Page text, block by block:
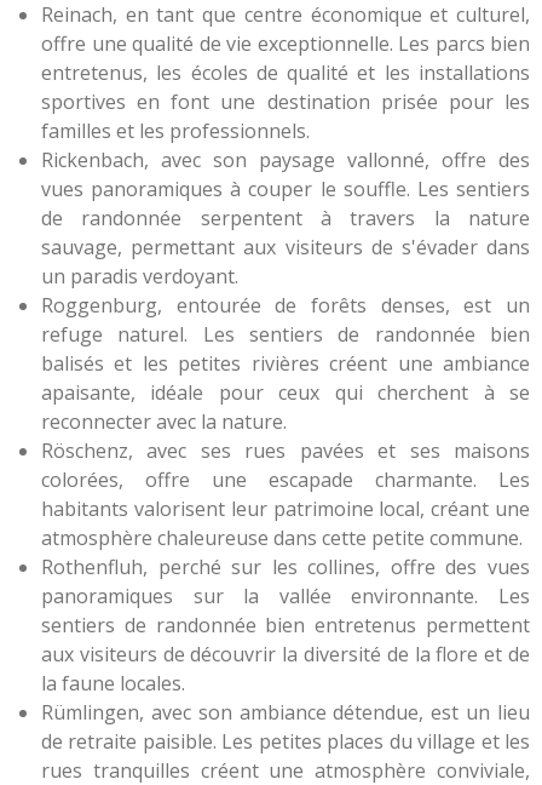
Reinach, en tant que centre économique et culturel,
offre une qualité de vie exceptionnelle. Les parcs bien
entretenus, les écoles de qualité et les installations
sportives en font une destination prisée pour les
familles et les professionnels.
Rickenbach, avec son paysage vallonné, offre des
vues panoramiques à couper le souffle. Les sentiers
de randonnée serpentent à travers la nature
sauvage, permettant aux visiteurs de s'évader dans
un paradis verdoyant.
Roggenburg, entourée de forêts denses, est un
refuge naturel. Les sentiers de randonnée bien
balisés et les petites rivières créent une ambiance
apaisante, idéale pour ceux qui cherchent à se
reconnecter avec la nature.
Röschenz, avec ses rues pavées et ses maisons
colorées, offre une escapade charmante. Les
habitants valorisent leur patrimoine local, créant une
atmosphère chaleureuse dans cette petite commune.
Rothenfluh, perché sur les collines, offre des vues
panoramiques sur la vallée environnante. Les
sentiers de randonnée bien entretenus permettent
aux visiteurs de découvrir la diversité de la flore et de
la faune locales.
Rümlingen, avec son ambiance détendue, est un lieu
de retraite paisible. Les petites places du village et les
rues tranquilles créent une atmosphère conviviale,